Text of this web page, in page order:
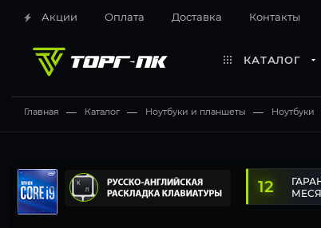
Акции Оплата Доставка Контакты
КАТАЛОГ
Главная — Каталог — Ноутбуки и планшеты — Ноутбуки
12 месяцев